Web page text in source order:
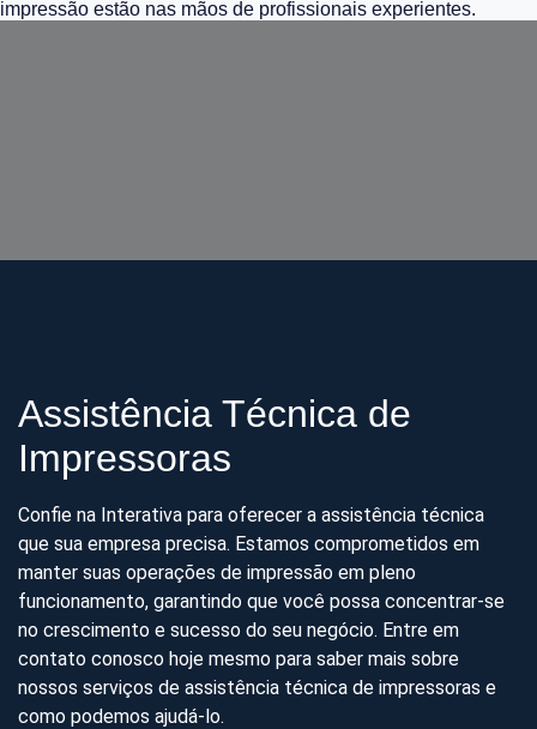
impressão estão nas mãos de profissionais experientes.
Assistência Técnica de
Impressoras
Confie na Interativa para oferecer a assistência técnica
que sua empresa precisa. Estamos comprometidos em
manter suas operações de impressão em pleno
funcionamento, garantindo que você possa concentrar-se
no crescimento e sucesso do seu negócio. Entre em
contato conosco hoje mesmo para saber mais sobre
nossos serviços de assistência técnica de impressoras e
como podemos ajudá-lo.